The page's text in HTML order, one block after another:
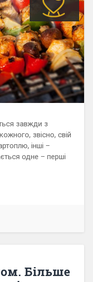
завжди з
звісно, свій
інші –
одне – перші
Більше